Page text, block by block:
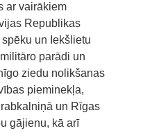
ar vairākiem
Republikas
un Iekšlietu
parādi un
ziedu nolikšanas
pieminekļa,
un Rīgas
gājienu, kā arī